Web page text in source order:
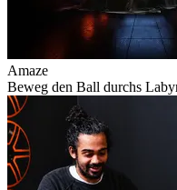
Amaze
Beweg den Ball durchs